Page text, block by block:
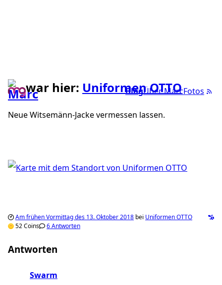
BlogÜber MarcFotos
war hier: Uniformen OTTO
Neue Witsemänn-Jacke vermessen lassen.
Am frühen Vormittag des 13. Oktober 2018 bei Uniformen OTTO
52 Coins
6 Antworten
Antworten
Swarm